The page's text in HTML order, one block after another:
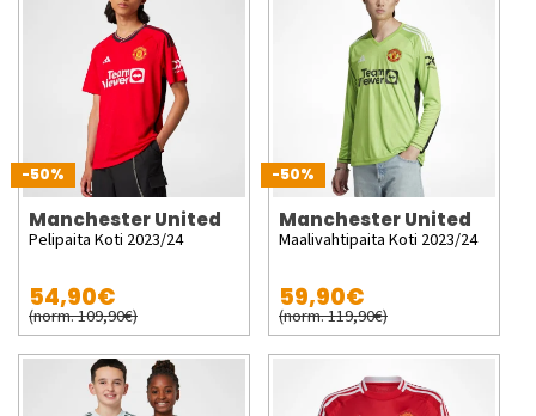
-50%
Manchester United
Pelipaita Koti 2023/24
54,90€
(norm. 109,90€)
-50%
Manchester United
Maalivahtipaita Koti 2023/24
59,90€
(norm. 119,90€)